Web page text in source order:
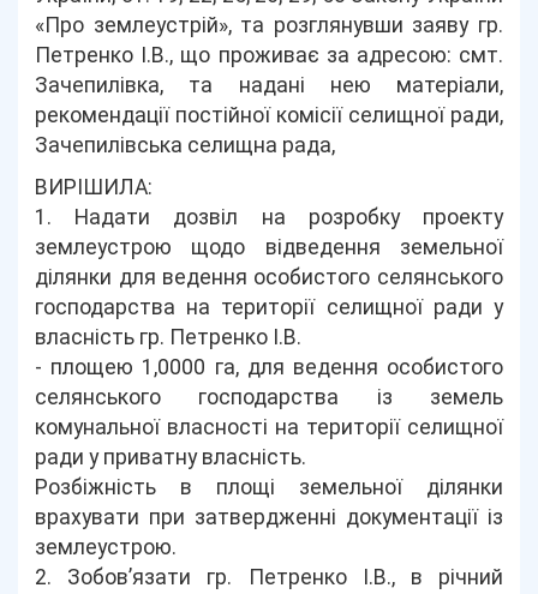
«Про землеустрій», та розглянувши заяву гр.
Петренко І.В., що проживає за адресою: смт.
Зачепилівка, та надані нею матеріали,
рекомендації постійної комісії селищної ради,
Зачепилівська селищна рада,
ВИРІШИЛА:
1. Надати дозвіл на розробку проекту
землеустрою щодо відведення земельної
ділянки для ведення особистого селянського
господарства на території селищної ради у
власність гр. Петренко І.В.
- площею 1,0000 га, для ведення особистого
селянського господарства із земель
комунальної власності на території селищної
ради у приватну власність.
Розбіжність в площі земельної ділянки
врахувати при затвердженні документації із
землеустрою.
2. Зобов’язати гр. Петренко І.В., в річний